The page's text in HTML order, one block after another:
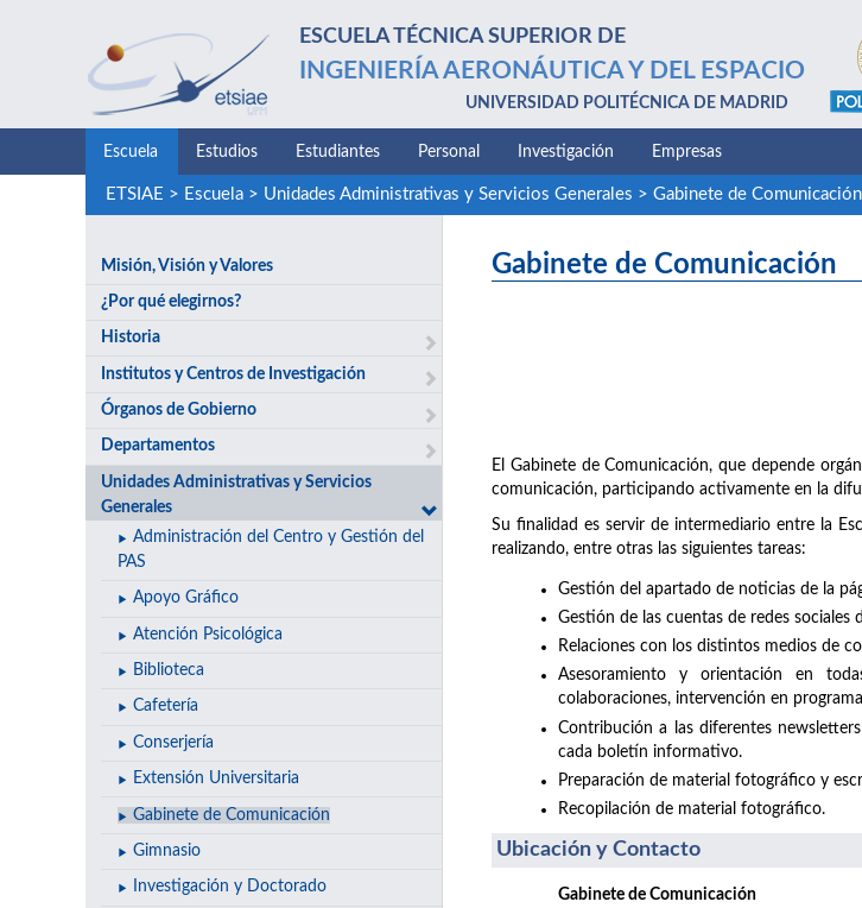
ESCUELA TÉCNICA SUPERIOR DE
INGENIERÍA AERONÁUTICA Y DEL ESPACIO
UNIVERSIDAD POLITÉCNICA DE MADRID
Escuela Estudios Estudiantes Personal Investigación Empresas
ETSIAE > Escuela> Unidades Administrativas y Servicios Generales > Gabinete de Comunicación
Misión, Visión y Valores
¿Por qué elegirnos?
Historia
Institutos y Centros de Investigación
Órganos de Gobierno
Departamentos
Unidades Administrativas y Servicios
Generales
Administración del Centro y Gestión del
PAS
Apoyo Gráfico
Atención Psicológica
Biblioteca
Cafetería
Conserjería
Extensión Universitaria
Gabinete de Comunicación
Gimnasio
Investigación y Doctorado
Gabinete de Comunicación
El Gabinete de Comunicación, que depende
comunicación, participando activamente en la
Su finalidad es servir de intermediario entre la
realizando, entre otras las siguientes tareas:
Gestión del apartado de noticias de la
Gestión de las cuentas de redes sociales
Relaciones con los distintos medios de
Asesoramiento y orientación en
colaboraciones, intervención en
Contribución a las diferentes
cada boletín informativo.
Preparación de material fotográfico y
Recopilación de material fotográfico.
Ubicación y Contacto
Gabinete de Comunicación